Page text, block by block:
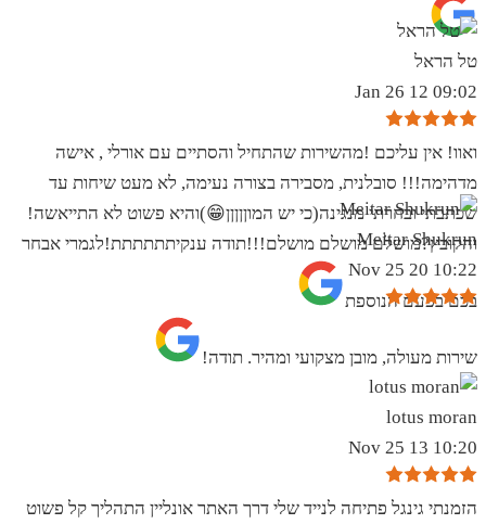
טל הראל
09:02 12 Jan 26
ואוו! אין עליכם !מהשירות שהתחיל והסתיים עם אורלי , אישה
מדהימה!!! סובלנית, מסבירה בצורה נעימה, לא מעט שיחות עד
שכתבתי ובחרתי מנגינה(כי יש המוןןןןן😁)והיא פשוט לא התייאשה!
והקובץ?מושלם מושלם מושלם!!!תודה ענקיתתתתתת!לגמרי אבחר
בכם בפעם הנוספת
Meitar Shukrun
10:22 20 Nov 25
שירות מעולה, מובן מצקועי ומהיר. תודה!
lotus moran
10:20 13 Nov 25
הזמנתי גינגל פתיחה לנייד שלי דרך האתר אונליין התהליך קל פשוט